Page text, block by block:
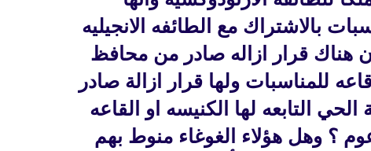
بالاشتراك مع الطائفه الانجيليه
هناك قرار ازاله صادر من محافظ
للمناسبات ولها قرار ازالة صادر
التابعه لها الكنيسه او القاعه
؟ وهل هؤلاء الغوغاء منوط بهم